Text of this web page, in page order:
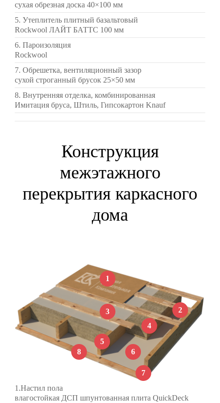
сухая обрезная доска 40×100 мм
5. Утеплитель плитный базальтовый
Rockwool ЛАЙТ БАТТС 100 мм
6. Пароизоляция
Rockwool
7. Обрешетка, вентиляционный зазор
сухой строганный брусок 25×50 мм
8. Внутренняя отделка, комбинированная
Имитация бруса, Штиль, Гипсокартон Knauf
Конструкция
межэтажного
перекрытия каркасного
дома
1
2
3
4
5
6
7
8
1.Настил пола
влагостойкая ДСП шпунтованная плита QuickDeck